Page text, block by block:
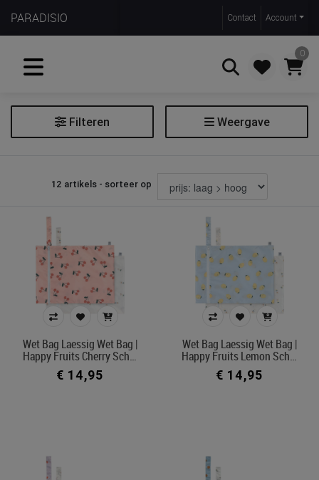
PARADISIO Contact Account
0
Zoeken
Filteren Weergave
Merk
In voorraad
12 artikels - sorteer op
Wet Bag Laessig Wet Bag |
Happy Fruits Cherry Sch…
€ 14,95
Wet Bag Laessig Wet Bag |
Happy Fruits Lemon Sch…
€ 14,95